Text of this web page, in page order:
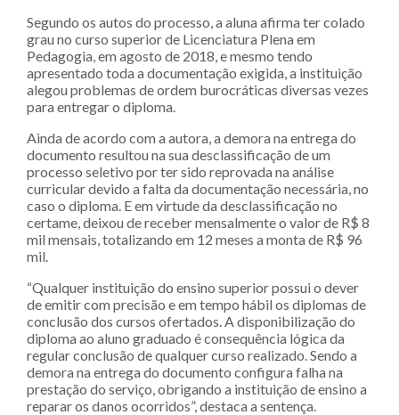
Segundo os autos do processo, a aluna afirma ter colado
grau no curso superior de Licenciatura Plena em
Pedagogia, em agosto de 2018, e mesmo tendo
apresentado toda a documentação exigida, a instituição
alegou problemas de ordem burocráticas diversas vezes
para entregar o diploma.
Ainda de acordo com a autora, a demora na entrega do
documento resultou na sua desclassificação de um
processo seletivo por ter sido reprovada na análise
curricular devido a falta da documentação necessária, no
caso o diploma. E em virtude da desclassificação no
certame, deixou de receber mensalmente o valor de R$ 8
mil mensais, totalizando em 12 meses a monta de R$ 96
mil.
“Qualquer instituição do ensino superior possui o dever
de emitir com precisão e em tempo hábil os diplomas de
conclusão dos cursos ofertados. A disponibilização do
diploma ao aluno graduado é consequência lógica da
regular conclusão de qualquer curso realizado. Sendo a
demora na entrega do documento configura falha na
prestação do serviço, obrigando a instituição de ensino a
reparar os danos ocorridos”, destaca a sentença.